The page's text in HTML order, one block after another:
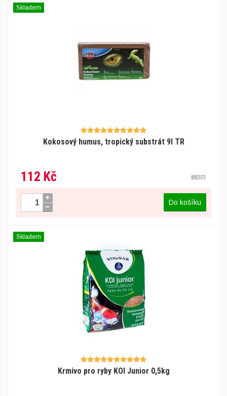
Kokosový humus, tropický substrát 9l TR
112 Kč 88301
Skladem
Do košíku
Krmivo pro ryby KOI Junior 0,5kg
Skladem